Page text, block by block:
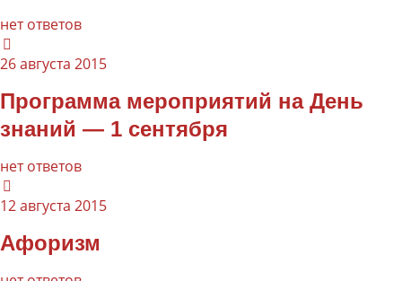
нет ответов
26 августа 2015
Программа мероприятий на День
знаний — 1 сентября
нет ответов
12 августа 2015
Афоризм